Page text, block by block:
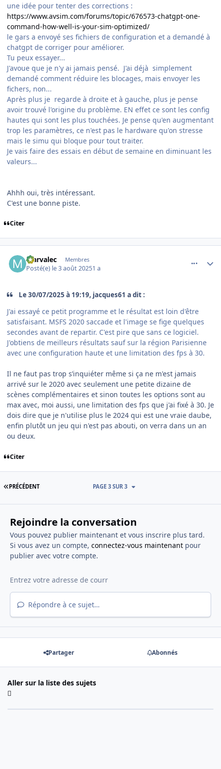
une idée pour tenter des corrections :
https://www.avsim.com/forums/topic/676573-chatgpt-one-
command-how-well-is-your-sim-optimized/
le gars a envoyé ses fichiers de configuration et a demandé à
chatgpt de corriger pour améliorer.
Tu peux essayer...
J'avoue que je n'y ai jamais pensé. J'ai déjà simplement
demandé comment réduire les blocages, mais envoyer les
fichers, non...
Après plus je regarde à droite et à gauche, plus je pense
avoir trouvé l'origine du problème. EN effet ce sont les config
hautes qui sont les plus touchées. Je pense qu'en augmentant
trop les paramètres, ce n'est pas le hardware qu'on stresse
mais le simu qui bloque pour tout traiter.
Je vais faire des essais en début de semaine en diminuant les
valeurs...
Ahhh oui, très intéressant.
C'est une bonne piste.
Citer
Marvalec Membres
Posté(e) le 3 août 20251 a
Le 30/07/2025 à 19:19, jacques61 a dit :
J'ai essayé ce petit programme et le résultat est loin d'être
satisfaisant. MSFS 2020 saccade et l'image se fige quelques
secondes avant de repartir. C'est pire que sans ce logiciel.
J'obtiens de meilleurs résultats sauf sur la région Parisienne
avec une configuration haute et une limitation des fps à 30.
Il ne faut pas trop s’inquiéter même si ça ne m'est jamais
arrivé sur le 2020 avec seulement une petite dizaine de
scènes complémentaires et sinon toutes les options sont au
max avec, moi aussi, une limitation des fps que j'ai fixé à 30. Je
dois dire que je n'utilise plus le 2024 qui est une vraie daube,
enfin plutôt un jeu qui n'est pas abouti, on verra dans un an
ou deux.
Citer
PREMIÈRE PAGE
PRÉCÉDENT PAGE 3 SUR 3
Rejoindre la conversation
Vous pouvez publier maintenant et vous inscrire plus tard.
Si vous avez un compte, connectez-vous maintenantpour
publier avec votre compte.
Répondre à ce sujet…
Partager Abonnés
Aller sur la liste des sujets